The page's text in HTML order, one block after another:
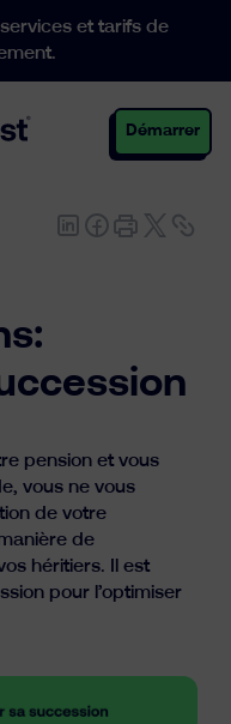
et tarifs de
Démarrer
pension et vous
vous ne vous
de votre
de
héritiers. Il est
pour l’optimiser